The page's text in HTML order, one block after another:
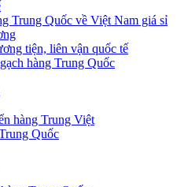
Trung Quốc về Việt Nam giá sỉ
tiện, liên vận quốc tế
hàng Trung Quốc
hàng Trung Việt
Quốc